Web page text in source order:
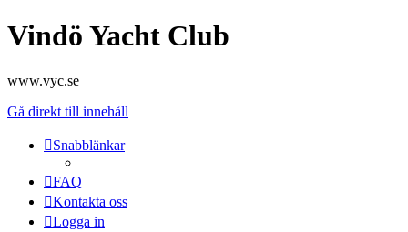
Vindö Yacht Club
www.vyc.se
Gå direkt till innehåll
Snabblänkar
FAQ
Kontakta oss
Logga in